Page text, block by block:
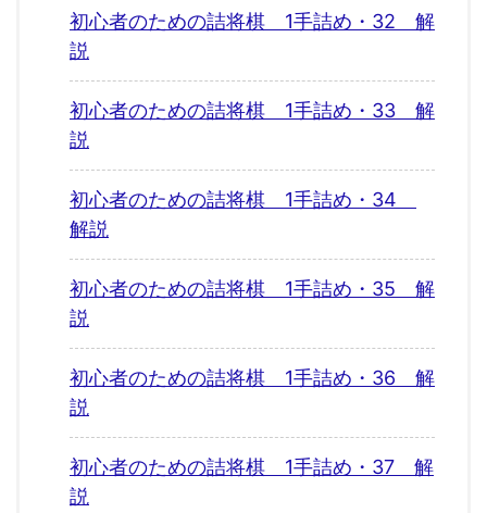
初心者のための詰将棋 1手詰め・32 解
説
初心者のための詰将棋 1手詰め・33 解
説
初心者のための詰将棋 1手詰め・34
解説
初心者のための詰将棋 1手詰め・35 解
説
初心者のための詰将棋 1手詰め・36 解
説
初心者のための詰将棋 1手詰め・37 解
説